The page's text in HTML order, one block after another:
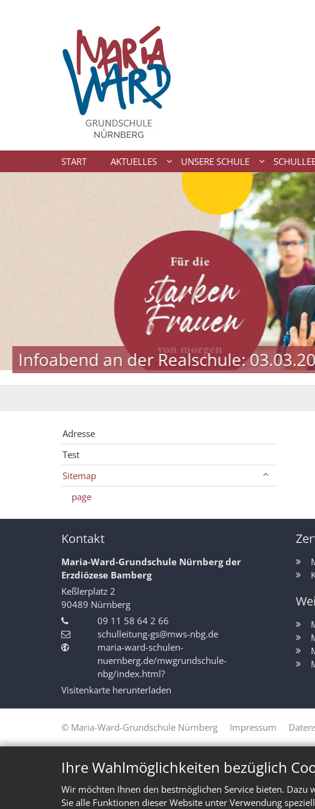
Ihre Wahlmöglichkeiten bezüglich
Wir möchten Ihnen den bestmöglichen Service bieten.
Sie alle Funktionen dieser Website unter Verwendung
START AKTUELLES UNSERE SCHULE
Infoabend an der Realschule:
Adresse
Test
Sitemap
page
Kontakt
Maria-Ward-Grundschule Nürnberg der
Erzdiözese Bamberg
Keßlerplatz 2
90489 Nürnberg
09 11 58 64 2 66
schulleitung-gs@mws-nbg.de
maria-ward-schulen-
nuernberg.de/mwgrundschule-
nbg/index.html?
Visitenkarte herunterladen
© Maria-Ward-Grundschule Nürnberg Impressum